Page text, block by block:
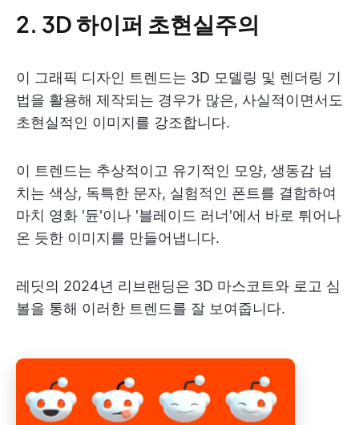
2. 3D 하이퍼 초현실주의
이 그래픽 디자인 트렌드는 3D 모델링 및 렌더링 기
법을 활용해 제작되는 경우가 많은, 사실적이면서도
초현실적인 이미지를 강조합니다.
이 트렌드는 추상적이고 유기적인 모양, 생동감 넘
치는 색상, 독특한 문자, 실험적인 폰트를 결합하여
마치 영화 '듄'이나 '블레이드 러너'에서 바로 튀어나
온 듯한 이미지를 만들어냅니다.
레딧의 2024년 리브랜딩은 3D 마스코트와 로고 심
볼을 통해 이러한 트렌드를 잘 보여줍니다.